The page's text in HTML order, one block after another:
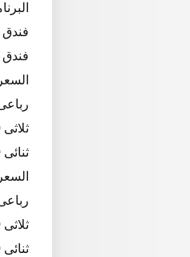
فندق
فندق
السعر 10 ليالى ( 5 ايام المدينة المنورة و 5
رباعى
ثلاثى 5300
ثنائى 5700
السعر 15 يوم (7 ايام المدينة المنورة و 7
رباعى
ثلاثى 5650
ثنائى 6050